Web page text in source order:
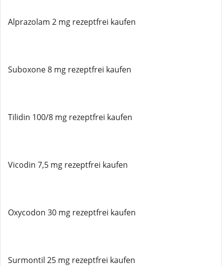
Alprazolam 2 mg rezeptfrei kaufen
Suboxone 8 mg rezeptfrei kaufen
Tilidin 100/8 mg rezeptfrei kaufen
Vicodin 7,5 mg rezeptfrei kaufen
Oxycodon 30 mg rezeptfrei kaufen
Surmontil 25 mg rezeptfrei kaufen